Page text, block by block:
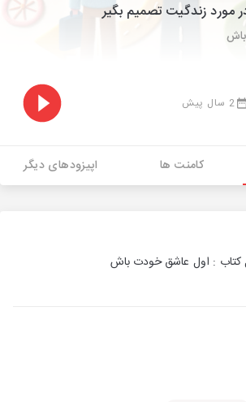
مورد زندگیت تصمیم بگیر
2 سال پیش
کامنت ها اپیزودهای دیگر
: اول عاشق خودت باش